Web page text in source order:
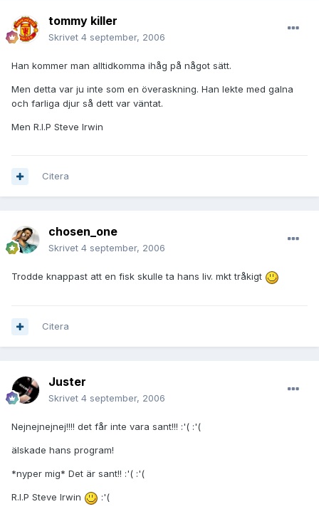
tommy killer
Skrivet 4 september, 2006
Han kommer man alltidkomma ihåg på något sätt.
Men detta var ju inte som en överaskning. Han lekte med galna
och farliga djur så dett var väntat.
Men R.I.P Steve Irwin
Citera
chosen_one
Skrivet 4 september, 2006
Trodde knappast att en fisk skulle ta hans liv. mkt tråkigt
Citera
Juster
Skrivet 4 september, 2006
Nejnejnejnej!!!! det får inte vara sant!!! :'( :'(
älskade hans program!
*nyper mig* Det är sant!! :'( :'(
R.I.P Steve Irwin :'(